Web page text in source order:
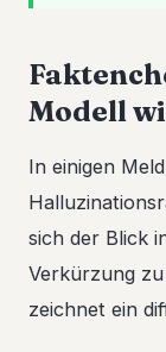
Modell
In einigen
sich der Blick
Verkürzung
zeichnet ein